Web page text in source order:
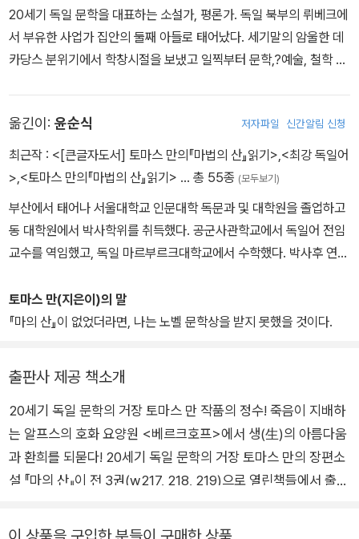
20세기 독일 문학을 대표하는 소설가, 평론가. 독일 북부의 뤼베크에
서 부유한 사업가 집안의 둘째 아들로 태어났다. 세기말의 암울한 데
카당스 분위기에서 학창시절을 보냈고 일찍부터 문학,?예술, 철학 등
때부터 집필 활동을 시작했고, 쇼펜하우어, 바그너, 니체 등에 심취했
다. 1898년 단편집 《키 작은 프리데만 씨》를 발표하고, 1901년 《부
덴브로크가》를 출간하여 작가로서 자리를 잡는다. 이어 1903년 《토
하임과 결혼하여 그해에 장녀 에리카 만을 얻는다. 1911년에는 휴양
지에서 작곡가 구스타프 말러의 서거 소식을 듣고 《베니스에서의 죽
음》을 쓰기 시작하여 이듬해에 발표한다. 제1차 세계대전이 끝나가던
관찰》을 완성하는데, 여기서 그는 세계대전을 지지하는 발언을 한다.
그러나 차츰 이러한 경향에서 멀어져 나중에는 민주주의와 시민계급
표, 소설가로서 세계적 명성을 얻으며 1929년 노벨문학상을 받는다.
연 여행 도중 히틀러의 집권으로 신변에 위협을 느껴 귀국을 포기한
다. 이후 스위스에서 《요셉과 그 형제들》을 집필하여 1943년에 4부
작을 완성한다. 1936년에는 독일 국적을 포기하고 1938년 미국에서
망명 생활을 보내는데, 여러 강연과 연설로 바쁜 와중에도 1947년
1952년 미국에서 스위스로 거처를 옮기고 3년 후인 1955년 취리히
옮긴이: 윤순식 저자파일 신간알림 신청
최근작 : <[큰글자도서] 토마스 만의『마법의 산』읽기>,<최강 독일어
>,<토마스 만의『마법의 산』읽기> … 총 55종 (모두보기)
부산에서 태어나 서울대학교 인문대학 독문과 및 대학원을 졸업하고
동 대학원에서 박사학위를 취득했다. 공군사관학교에서 독일어 전임
교수를 역임했고, 독일 마르부르크대학교에서 수학했다. 박사후 연수
하였고, 오랫동안 서울대학교에서 강의를 하였으며, 한양대학교 연구
교수, 덕성여자대학교 교양학부 교수를 역임했다. 현재 홍익대학교
을 위한 공개강연도 자주 하고 있다.(http://www.pressian.com/n
ews/article.html?no=115079) 『병과 문학』, 『문학과 정치』, 『문
학과 음악』, 『근대독일문학 작품에 나타난 자본주의 경제』 등 30여
편의 논문을 위시하여, 저서에는 『토마스 만의 《마법의 산》 읽기』,
『아이러니』, 『토마스 만』, 『전설의 스토리텔러 토마스 만』, 『토마스
토마스 만(지은이)의 말
『마의 산』이 없었더라면, 나는 노벨 문학상을 받지 못했을 것이다.
출판사 제공 책소개
20세기 독일 문학의 거장 토마스 만 작품의 정수! 죽음이 지배하
는 알프스의 호화 요양원 <베르크호프>에서 생(生)의 아름다움
과 환희를 되묻다! 20세기 독일 문학의 거장 토마스 만의 장편소
설 『마의 산』이 전 3권(w217, 218, 219)으로 열린책들에서 출간
거장으로 불리는 토마스 만의 대표작으로, 그의 문학 세계를 이해